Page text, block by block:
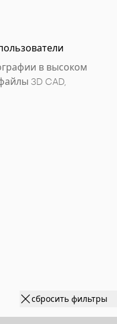
в высоком
3D CAD,
сбросить фильтры